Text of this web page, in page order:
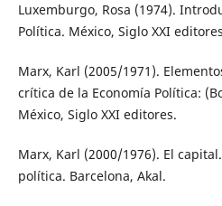
Luxemburgo, Rosa (1974).
Política. México, Siglo XXI
Marx, Karl (2005/1971).
crítica de la Economía Política:
México, Siglo XXI editores.
Marx, Karl (2000/1976). El
política. Barcelona, Akal.